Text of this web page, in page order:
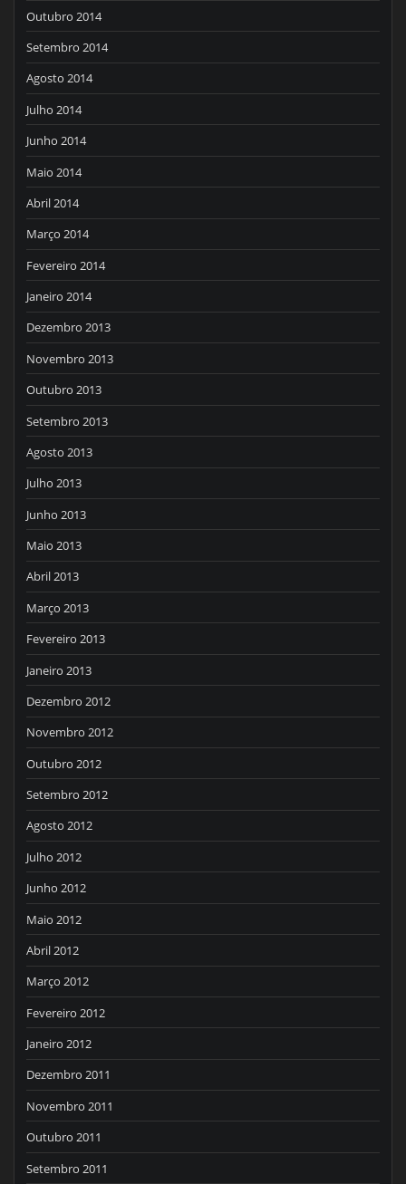
Outubro 2014
Setembro 2014
Agosto 2014
Julho 2014
Junho 2014
Maio 2014
Abril 2014
Março 2014
Fevereiro 2014
Janeiro 2014
Dezembro 2013
Novembro 2013
Outubro 2013
Setembro 2013
Agosto 2013
Julho 2013
Junho 2013
Maio 2013
Abril 2013
Março 2013
Fevereiro 2013
Janeiro 2013
Dezembro 2012
Novembro 2012
Outubro 2012
Setembro 2012
Agosto 2012
Julho 2012
Junho 2012
Maio 2012
Abril 2012
Março 2012
Fevereiro 2012
Janeiro 2012
Dezembro 2011
Novembro 2011
Outubro 2011
Setembro 2011